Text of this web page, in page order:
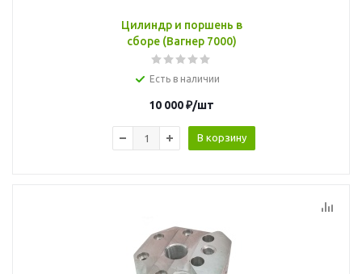
Цилиндр и поршень в
сборе (Вагнер 7000)
Есть в наличии
10 000₽/шт
В корзину